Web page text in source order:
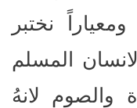
نختبر
المسلم
والصوم لانهُ